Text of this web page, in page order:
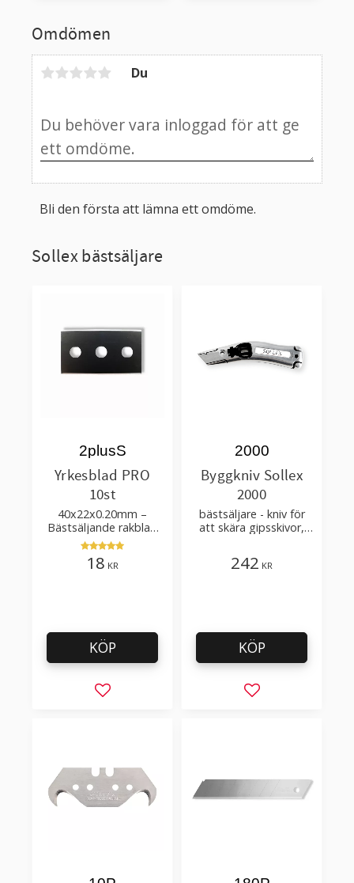
Omdömen
Du
Bli den första att lämna ett omdöme.
Sollex bästsäljare
Yrkesblad PRO
10st
40x22x0.20mm –
Bästsäljande rakblad
för att skära tapet, tyg,
filt, hobby bruk
2plusS
18 KR
Lägg till i favoriter
KÖP
Byggkniv Sollex
2000
bästsäljare - kniv för
att skära gipsskivor,
2000
242 KR
Lägg till i
KÖP